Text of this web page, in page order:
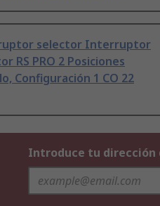
selector Interruptor
RS PRO 2 Posiciones
Configuración 1 CO 22
Introduce tu dirección